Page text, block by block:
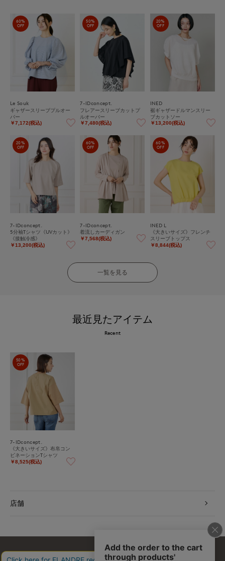
60%
OFF
Le Souk
ギャザースリーブプルオー
バー
￥7,172(税込)
50%
OFF
7-IDconcept.
フレアースリーブカットプ
ルオーバー
￥7,480(税込)
20%
OFF
INED
裾ギャザードルマンスリー
ブカットソー
￥13,200(税込)
20%
OFF
7-IDconcept.
5分袖Tシャツ《UVカット》
《接触冷感》
￥13,200(税込)
60%
OFF
7-IDconcept.
着流しカーディガン
￥7,568(税込)
60%
OFF
INED L
《大きいサイズ》フレンチ
スリーブトップス
￥8,844(税込)
一覧を見る
最近見たアイテム
Recent
50%
OFF
7-IDconcept.
《大きいサイズ》布帛コン
ビネーションTシャツ
￥8,525(税込)
店舗